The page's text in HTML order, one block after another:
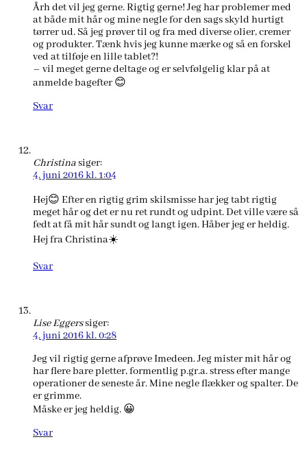
Årh det vil jeg gerne. Rigtig gerne! Jeg har problemer med
at både mit hår og mine negle for den sags skyld hurtigt
tørrer ud. Så jeg prøver til og fra med diverse olier, cremer
og produkter. Tænk hvis jeg kunne mærke og så en forskel
ved at tilføje en lille tablet?!
– vil meget gerne deltage og er selvfølgelig klar på at
anmelde bagefter 😊
Svar
Christinasiger:
4. juni 2016 kl. 1:04
Hej😊 Efter en rigtig grim skilsmisse har jeg tabt rigtig
meget hår og det er nu ret rundt og udpint. Det ville være så
fedt at få mit hår sundt og langt igen. Håber jeg er heldig.
Hej fra Christina☀️
Svar
Lise Eggerssiger:
4. juni 2016 kl. 0:28
Jeg vil rigtig gerne afprøve Imedeen. Jeg mister mit hår og
har flere bare pletter, formentlig p.gr.a. stress efter mange
operationer de seneste år. Mine negle flækker og spalter. De
er grimme.
Måske er jeg heldig. 😀
Svar